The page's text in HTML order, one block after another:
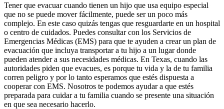
Tener que evacuar cuando tienen un hijo que usa equipo especial
que no se puede mover fácilmente, puede ser un poco más
complejo. En este caso quizás tengas que resguardarte en un hospital
o centro de cuidados. Puedes consultar con los Servicios de
Emergencias Médicas (EMS) para que te ayuden a crear un plan de
evacuación que incluya transportar a tu hijo a un lugar donde
pueden atender a sus necesidades médicas. En Texas, cuando las
autoridades piden que evacues, es porque tu vida y la de tu familia
corren peligro y por lo tanto esperamos que estés dispuesta a
cooperar con EMS. Nosotros te podemos ayudar a que estés
preparada para cuidar a tu familia cuando se presente una situación
en que sea necesario hacerlo.